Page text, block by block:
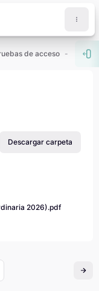
de acceso PAU -
Descargar carpeta
2026).pdf